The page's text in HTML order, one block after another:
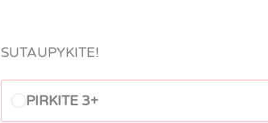
SUTAUPYKITE!
PIRKITE 3+